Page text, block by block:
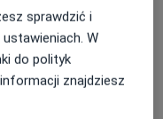
sprawdzić i
W
do polityk
znajdziesz